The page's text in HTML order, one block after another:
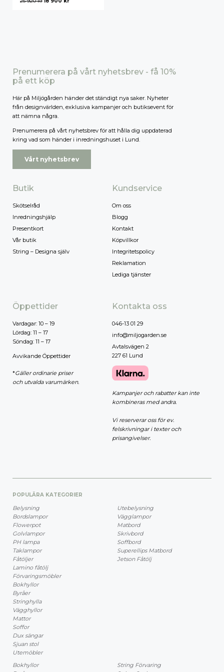
Prenumerera på vårt nyhetsbrev - få 10%
på ett köp
Här på Miljögården händer det ständigt nya saker. Nyheter
från designvärlden, exklusiva kampanjer och butiksevent för
att nämna några.
Prenumerera på vårt nyhetsbrev för att hålla dig uppdaterad
kring vad som händer i inredningshuset i Lund.
Vårt nyhetsbrev
Butik
Skötselråd
Inredningshjälp
Presentkort
Vår butik
String – Designa själv
Kundservice
Om oss
Blogg
Kontakt
Köpvillkor
Integritetspolicy
Reklamation
Lediga tjänster
Öppettider
Vardagar: 10 – 19
Lördag: 11 – 17
Söndag: 11 – 17
Avvikande Öppettider
*Gäller ordinarie priser
och utvalda varumärken.
Kontakta oss
046-13 01 29
info@miljogarden.se
Avtalsvägen 2
227 61 Lund
Kampanjer och rabatter kan inte
kombineras med andra.
Vi reserverar oss för ev.
felskrivningar i texter och
prisangivelser.
POPULÄRA KATEGORIER
Belysning
Bordslampor
Flowerpot
Golvlampor
PH lampa
Taklampor
Fåtöljer
Lamino fåtölj
Förvaringsmöbler
Bokhyllor
Byråer
Stringhylla
Vägghyllor
Mattor
Soffor
Dux sängar
Sjuan stol
Utemöbler
Utebelysning
Vägglampor
Matbord
Skrivbord
Soffbord
Superellips Matbord
Jetson Fåtölj
Bokhyllor
String Förvaring